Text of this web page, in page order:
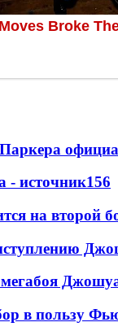
- источник156
на второй
мегабоя
в пользу